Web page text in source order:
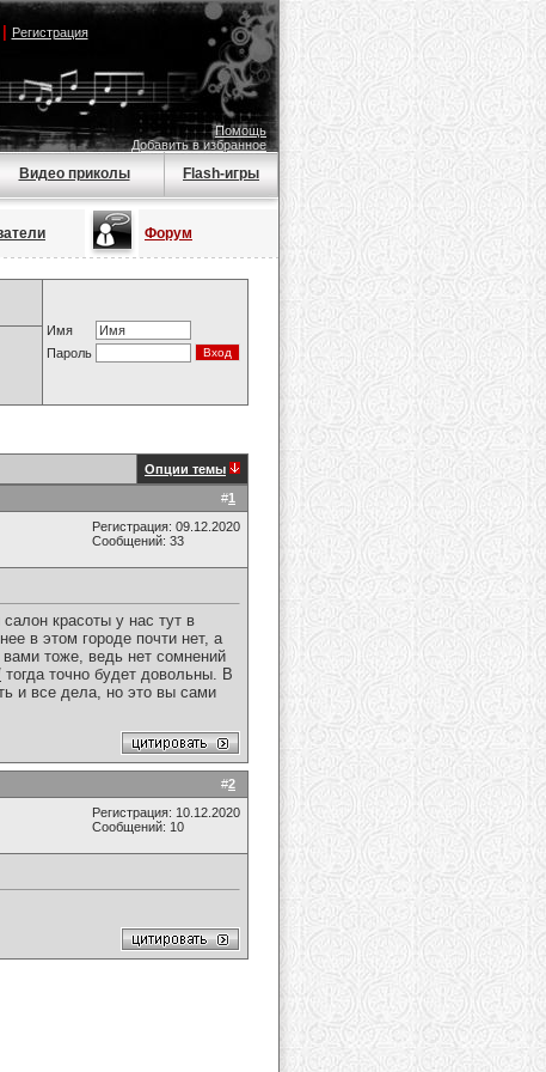
Регистрация
Помощь
Добавить в избранное
Видео приколы Flash-игры
Форум
Имя
Пароль
Опции темы
#1
Регистрация: 09.12.2020
Сообщений: 33
красоты у нас тут в
в этом городе почти нет, а
тоже, ведь нет сомнений
тогда точно будет довольны. В
и все дела, но это вы сами
#2
Регистрация: 10.12.2020
Сообщений: 10